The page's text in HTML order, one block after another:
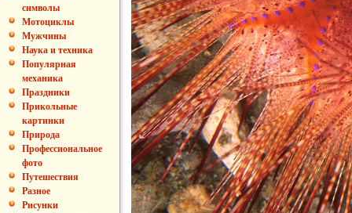
символы
Мотоциклы
Мужчины
Наука и техника
Популярная
механика
Праздники
Прикольные
картинки
Природа
Профессиональное
фото
Путешествия
Разное
Рисунки